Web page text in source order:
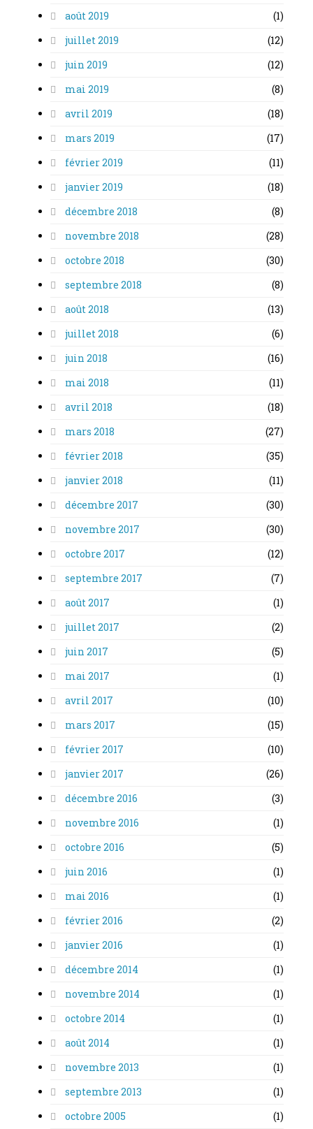
août 2019
(1)
juillet 2019
(12)
juin 2019
(12)
mai 2019
(8)
avril 2019
(18)
mars 2019
(17)
février 2019
(11)
janvier 2019
(18)
décembre 2018
(8)
novembre 2018
(28)
octobre 2018
(30)
septembre 2018
(8)
août 2018
(13)
juillet 2018
(6)
juin 2018
(16)
mai 2018
(11)
avril 2018
(18)
mars 2018
(27)
février 2018
(35)
janvier 2018
(11)
décembre 2017
(30)
novembre 2017
(30)
octobre 2017
(12)
septembre 2017
(7)
août 2017
(1)
juillet 2017
(2)
juin 2017
(5)
mai 2017
(1)
avril 2017
(10)
mars 2017
(15)
février 2017
(10)
janvier 2017
(26)
décembre 2016
(3)
novembre 2016
(1)
octobre 2016
(5)
juin 2016
(1)
mai 2016
(1)
février 2016
(2)
janvier 2016
(1)
décembre 2014
(1)
novembre 2014
(1)
octobre 2014
(1)
août 2014
(1)
novembre 2013
(1)
septembre 2013
(1)
octobre 2005
(1)